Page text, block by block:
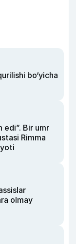
bo‘yicha
edi”. Bir umr
Rimma
olmay